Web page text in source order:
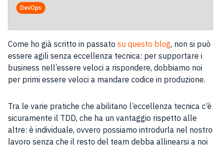
DevOps
Come ho già scritto in passato su questo blog, non si può
essere agili senza eccellenza tecnica: per supportare i
business nell’essere veloci a rispondere, dobbiamo noi
per primi essere veloci a mandare codice in produzione.
Tra le varie pratiche che abilitano l’eccellenza tecnica c’è
sicuramente il TDD, che ha un vantaggio rispetto alle
altre: è individuale, ovvero possiamo introdurla nel nostro
lavoro senza che il resto del team debba allinearsi a noi